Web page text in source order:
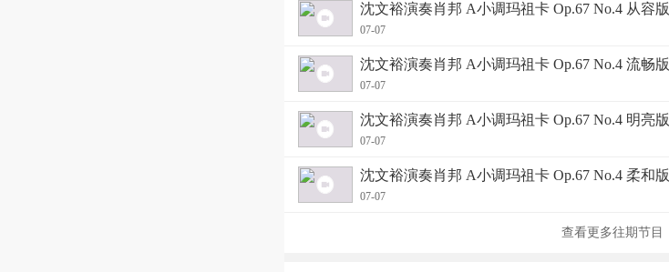
沈文裕演奏肖邦 A小调玛祖卡 Op.67 No.4 从容版
07-07
沈文裕演奏肖邦 A小调玛祖卡 Op.67 No.4 流畅版
07-07
沈文裕演奏肖邦 A小调玛祖卡 Op.67 No.4 明亮版
07-07
沈文裕演奏肖邦 A小调玛祖卡 Op.67 No.4 柔和版
07-07
查看更多往期节目